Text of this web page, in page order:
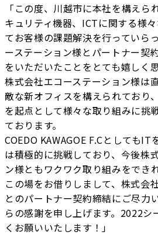
「この度、川越市に本社を構えら
キュリティ機器、ICTに関する様
てお客様の課題解決を行っていら
ーステーション様とパートナー契
をいただいたことをとても嬉しく
株式会社エコーステーション様は
敵な新オフィスを構えられており
を起点として様々な取り組みに挑
ております。
COEDO KAWAGOE F.Cとしても
は積極的に挑戦しており、今後株
ン様ともワクワク取り組みをでき
この場をお借りしまして、株式会
とのパートナー契約締結にご尽力
らの感謝を申し上げます。2022シ
くお願いいたします！」